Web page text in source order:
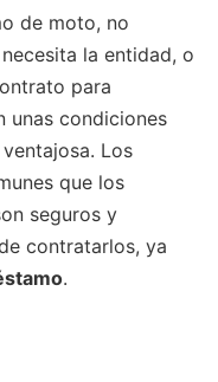
de moto, no
la entidad, o
para
unas condiciones
ventajosa. Los
que los
seguros y
contratarlos, ya
.